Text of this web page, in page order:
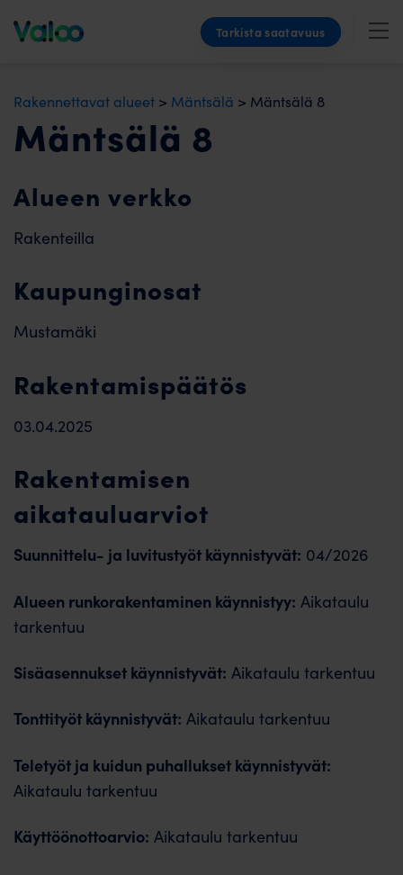
Tarkista saatavuus
Rakennettavat alueet > Mäntsälä > Mäntsälä 8
Mäntsälä 8
Alueen verkko
Rakenteilla
Kaupunginosat
Mustamäki
Rakentamispäätös
03.04.2025
Rakentamisen
aikatauluarviot
Suunnittelu- ja luvitustyöt käynnistyvät: 04/2026
Alueen runkorakentaminen käynnistyy: Aikataulu
tarkentuu
Sisäasennukset käynnistyvät: Aikataulu tarkentuu
Tonttityöt käynnistyvät: Aikataulu tarkentuu
Teletyöt ja kuidun puhallukset käynnistyvät:
Aikataulu tarkentuu
Käyttöönottoarvio: Aikataulu tarkentuu